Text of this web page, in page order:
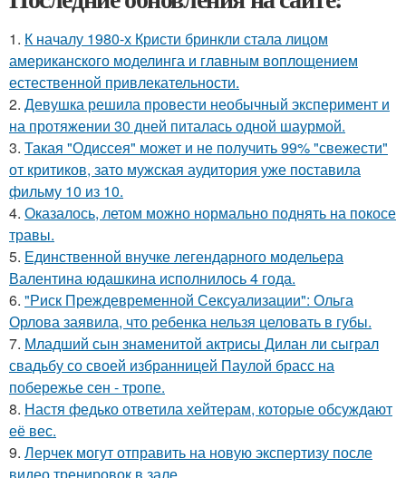
1. К началу 1980-х Кристи бринкли стала лицом
американского моделинга и главным воплощением
естественной привлекательности.
2. Девушка решила провести необычный эксперимент и
на протяжении 30 дней питалась одной шаурмой.
3. Такая "Одиссея" может и не получить 99% "свежести"
от критиков, зато мужская аудитория уже поставила
фильму 10 из 10.
4. Оказалось, летом можно нормально поднять на покосе
травы.
5. Единственной внучке легендарного модельера
Валентина юдашкина исполнилось 4 года.
6. "Риск Преждевременной Сексуализации": Ольга
Орлова заявила, что ребенка нельзя целовать в губы.
7. Младший сын знаменитой актрисы Дилан ли сыграл
свадьбу со своей избранницей Паулой брасс на
побережье сен - тропе.
8. Настя федько ответила хейтерам, которые обсуждают
её вес.
9. Лерчек могут отправить на новую экспертизу после
видео тренировок в зале.